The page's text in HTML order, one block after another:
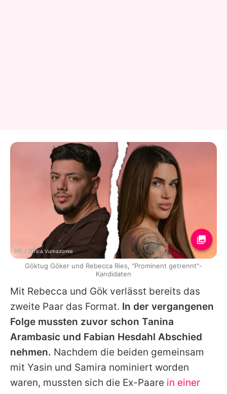
Mit Rebecca und Gök verlässt bereits das
zweite Paar das Format. In der vergangenen
Folge mussten zuvor schon Tanina
Arambasic und Fabian Hesdahl Abschied
nehmen. Nachdem die beiden gemeinsam
mit Yasin und Samira nominiert worden
waren, mussten sich die Ex-Paare in einer
RTL / Africa Vumazonke
Göktug Göker und Rebecca Ries, "Prominent getrennt"-
Kandidaten